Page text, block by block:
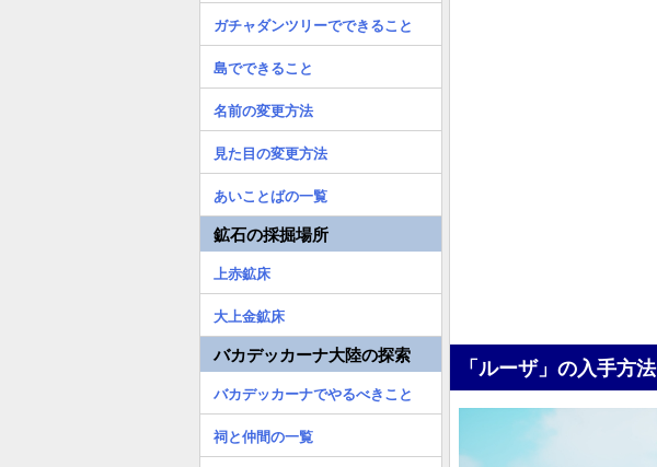
「ルーザ」の入手方法
ガチャダンツリーでできること
島でできること
名前の変更方法
見た目の変更方法
あいことばの一覧
鉱石の採掘場所
上赤鉱床
大上金鉱床
バカデッカーナ大陸の探索
バカデッカーナでやるべきこと
祠と仲間の一覧